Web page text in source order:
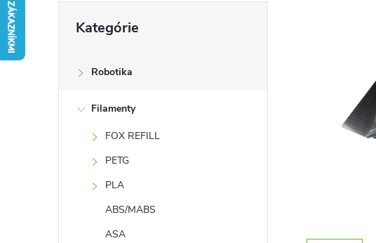
kategórie
Kategórie
Robotika
Filamenty
FOX REFILL
PETG
PLA
ABS/MABS
ASA